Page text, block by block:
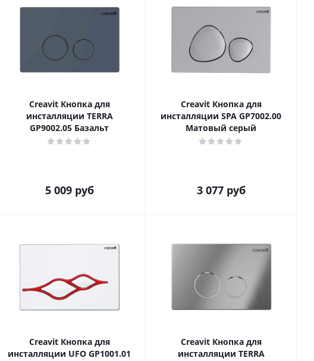
Creavit Кнопка для
инсталляции TERRA
GP9002.05 Базальт
5 009руб
Creavit Кнопка для
инсталляции SPA GP7002.00
Матовый серый
3 077руб
Creavit Кнопка для
инсталляции UFO GP1001.01
Creavit Кнопка для
инсталляции TERRA